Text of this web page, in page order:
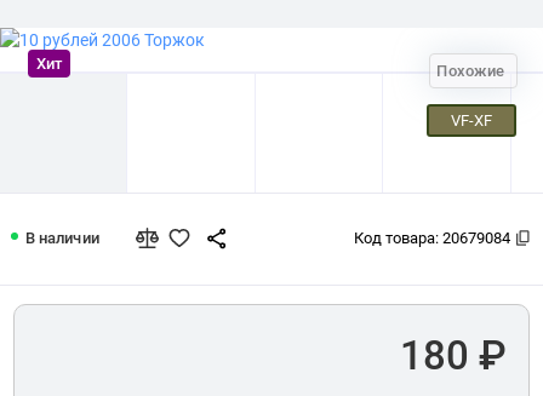
Похожие
VF-XF
Хит
В наличии Код товара: 20679084
180 ₽